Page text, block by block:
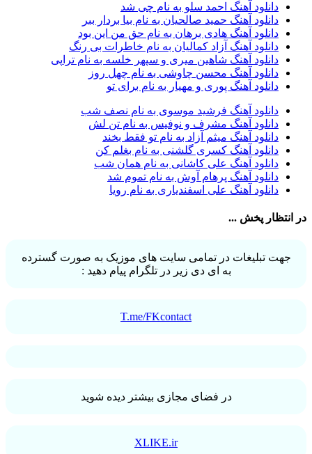
آرسام سالار1
آرسین2
آرش AP1
آرش AP و مسیح
29
آرش آج1
آرش آرام1
آرش ای پی2
آرش تشکری
آرش جلالی و آقا فرا1
آرش حسینی1
آرش خان احمدی1
آرش داوری1
آرش رادان1
آرش رستمى1
آرش شعبانی2
آرش عنقا1
آرش قیصر خواه1
آرش قیصرخواه 2
3
آرشام علی نژاد
دانلود آهنگ احمد سلو به نام چی شد
دانلود آهنگ حمید صالحیان به نام بیا بردار ببر
دانلود آهنگ هادی برهان به نام حق من این بود
دانلود آهنگ آزاد کمالیان به نام خاطرات بی رنگ
دانلود آهنگ شاهین میری و سپهر خلسه به نام تراپی
دانلود آهنگ محسن چاوشی به نام چهل روز
دانلود آهنگ پوری و مهیار به نام برای تو
دانلود آهنگ فرشید موسوی به نام نصف شب
دانلود آهنگ مشرف و نوفیس به نام تن لش
دانلود آهنگ میثم آزاد به نام تو فقط بخند
دانلود آهنگ کسری گلشنی به نام بغلم کن
دانلود آهنگ علی کاشانی به نام همان شب
دانلود آهنگ پرهام آوش به نام تموم شد
دانلود آهنگ علی اسفندیاری به نام رویا
در انتظار پخش ...
جهت تبلیغات در تمامی سایت های موزیک به صورت گسترده
به ای دی زیر در تلگرام پیام دهید :
T.me/FKcontact
در فضای مجازی بیشتر دیده شوید
XLIKE.ir